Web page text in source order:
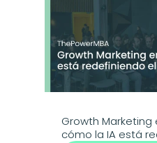
Growth Marketing
cómo la IA está